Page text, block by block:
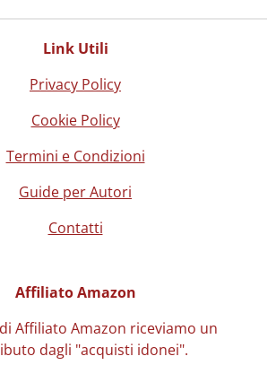
Link Utili
Privacy Policy
Cookie Policy
Termini e Condizioni
Guide per Autori
Contatti
Affiliato Amazon
Affiliato Amazon riceviamo un
dagli "acquisti idonei".